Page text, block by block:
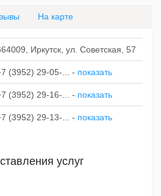
На карте
Иркутск, ул. Советская, 57
(3952) 29-05-... - показать
(3952) 29-16-... - показать
(3952) 29-13-... - показать
услуг